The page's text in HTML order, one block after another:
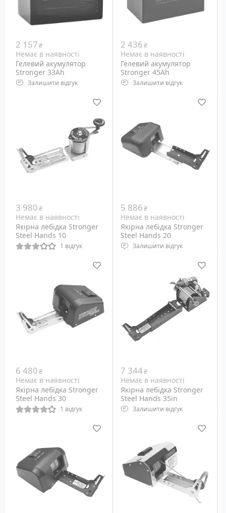
2 157₴
Немає в наявності
Гелевий акумулятор
Stronger 33Ah
Залишити відгук
Розміри: 197x166x181 мм
2 436₴
Немає в наявності
Гелевий акумулятор
Stronger 45Ah
Залишити відгук
Вага: 13.4 кг
3 980₴
Немає в наявності
Якірна лебідка Stronger
Steel Hands 10
1 відгук
лебідка для якоря вагою
5 886₴
Немає в наявності
Якірна лебідка Stronger
Steel Hands 20
Залишити відгук
човна та якоря вагою до
6 480₴
Немає в наявності
Якірна лебідка Stronger
Steel Hands 30
1 відгук
лебідка для якоря вагою
7 344₴
Немає в наявності
Якірна лебідка Stronger
Steel Hands 35in
Залишити відгук
лебідка для прихованого
монтажу та якоря вагою
до 15 кг.